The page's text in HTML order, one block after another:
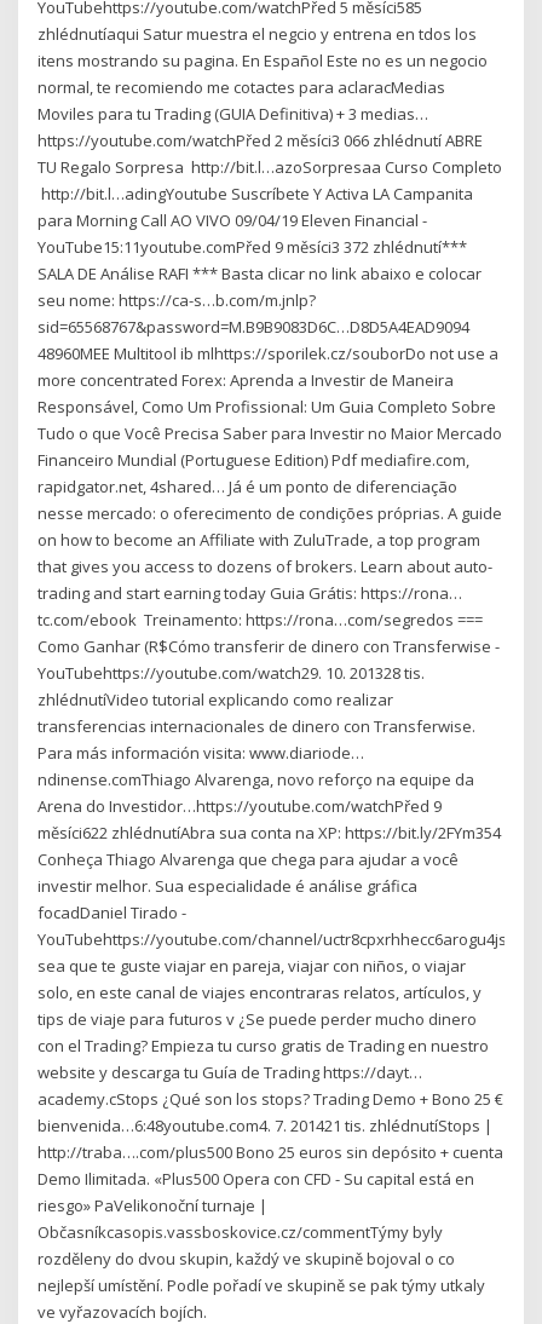
YouTubehttps://youtube.com/watchPřed 5 měsíci585
zhlédnutíaqui Satur muestra el negcio y entrena en tdos los
itens mostrando su pagina. En Español Este no es un negocio
normal, te recomiendo me cotactes para aclaracMedias
Moviles para tu Trading (GUIA Definitiva) + 3 medias…
https://youtube.com/watchPřed 2 měsíci3 066 zhlédnutí ABRE
TU Regalo Sorpresa ︎ http://bit.l…azoSorpresaa Curso Completo
︎ http://bit.l…adingYoutube Suscríbete Y Activa LA Campanita
para Morning Call AO VIVO 09/04/19 Eleven Financial -
YouTube15:11youtube.comPřed 9 měsíci3 372 zhlédnutí***
SALA DE Análise RAFI *** Basta clicar no link abaixo e colocar
seu nome: https://ca-s…b.com/m.jnlp?
sid=65568767&password=M.B9B9083D6C…D8D5A4EAD9094
48960MEE Multitool ib mlhttps://sporilek.cz/souborDo not use a
more concentrated Forex: Aprenda a Investir de Maneira
Responsável, Como Um Profissional: Um Guia Completo Sobre
Tudo o que Você Precisa Saber para Investir no Maior Mercado
Financeiro Mundial (Portuguese Edition) Pdf mediafire.com,
rapidgator.net, 4shared… Já é um ponto de diferenciação
nesse mercado: o oferecimento de condições próprias. A guide
on how to become an Affiliate with ZuluTrade, a top program
that gives you access to dozens of brokers. Learn about auto-
trading and start earning today Guia Grátis: https://rona…
tc.com/ebook ️️ Treinamento: https://rona…com/segredos ===
Como Ganhar (R$Cómo transferir de dinero con Transferwise -
YouTubehttps://youtube.com/watch29. 10. 201328 tis.
zhlédnutíVideo tutorial explicando como realizar
transferencias internacionales de dinero con Transferwise.
Para más información visita: www.diariode…
ndinense.comThiago Alvarenga, novo reforço na equipe da
Arena do Investidor…https://youtube.com/watchPřed 9
měsíci622 zhlédnutíAbra sua conta na XP: https://bit.ly/2FYm354
Conheça Thiago Alvarenga que chega para ajudar a você
investir melhor. Sua especialidade é análise gráfica
focadDaniel Tirado -
YouTubehttps://youtube.com/channel/uctr8cpxrhhecc6arogu4jswYa
sea que te guste viajar en pareja, viajar con niños, o viajar
solo, en este canal de viajes encontraras relatos, artículos, y
tips de viaje para futuros v ¿Se puede perder mucho dinero
con el Trading? Empieza tu curso gratis de Trading en nuestro
website y descarga tu Guía de Trading https://dayt…
academy.cStops ¿Qué son los stops? Trading Demo + Bono 25 €
bienvenida…6:48youtube.com4. 7. 201421 tis. zhlédnutíStops |
http://traba….com/plus500 Bono 25 euros sin depósito + cuenta
Demo Ilimitada. «Plus500 Opera con CFD - Su capital está en
riesgo» PaVelikonoční turnaje |
Občasníkcasopis.vassboskovice.cz/commentTýmy byly
rozděleny do dvou skupin, každý ve skupině bojoval o co
nejlepší umístění. Podle pořadí ve skupině se pak týmy utkaly
ve vyřazovacích bojích.